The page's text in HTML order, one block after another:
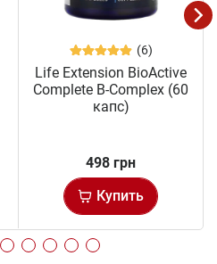
(6)
Life Extension BioActive
Complete B-Complex (60
капс)
498 грн
Купить